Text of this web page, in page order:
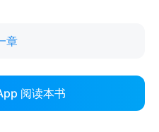
章
阅读本书